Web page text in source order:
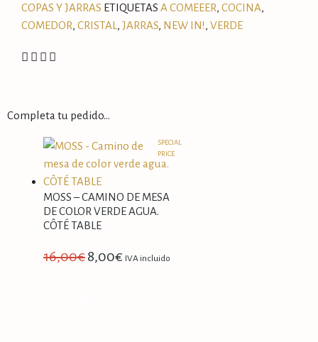
COPAS Y JARRAS ETIQUETAS A COMEEER, COCINA,
COMEDOR, CRISTAL , JARRAS, NEW IN!, VERDE
Completa tu pedido…
SPECIAL
PRICE
MOSS – CAMINO DE MESA
DE COLOR VERDE AGUA.
CÔTÉ TABLE
16,00€8,00€ IVA incluido